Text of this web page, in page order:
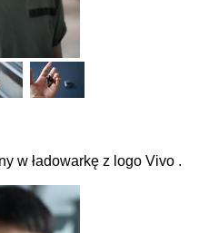
w ładowarkę z logo Vivo .